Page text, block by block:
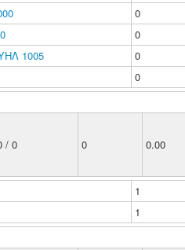
0
0
1005
0
0
/ 0 0 0.00
1
1